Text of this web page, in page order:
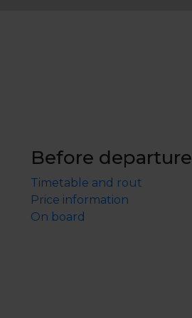
Before departure
Timetable and rout
Price information
On board